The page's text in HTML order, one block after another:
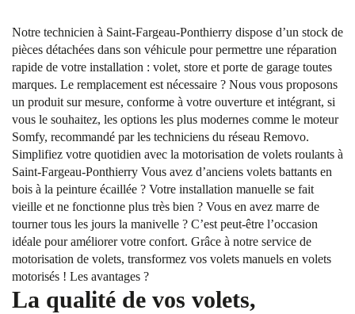
Notre technicien à Saint-Fargeau-Ponthierry dispose d’un stock de
pièces détachées dans son véhicule pour permettre une réparation
rapide de votre installation : volet, store et porte de garage toutes
marques. Le remplacement est nécessaire ? Nous vous proposons
un produit sur mesure, conforme à votre ouverture et intégrant, si
vous le souhaitez, les options les plus modernes comme le moteur
Somfy, recommandé par les techniciens du réseau Removo.
Simplifiez votre quotidien avec la motorisation de volets roulants à
Saint-Fargeau-Ponthierry Vous avez d’anciens volets battants en
bois à la peinture écaillée ? Votre installation manuelle se fait
vieille et ne fonctionne plus très bien ? Vous en avez marre de
tourner tous les jours la manivelle ? C’est peut-être l’occasion
idéale pour améliorer votre confort. Grâce à notre service de
motorisation de volets, transformez vos volets manuels en volets
motorisés ! Les avantages ?
La qualité de vos volets,